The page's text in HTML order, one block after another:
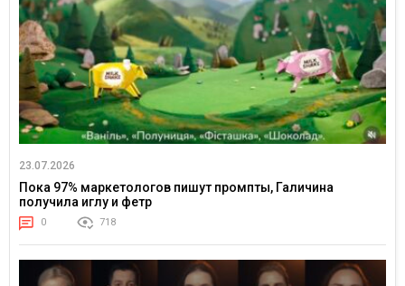
23.07.2026
Пока 97% маркетологов пишут промпты, Галичина
получила иглу и фетр
0 718